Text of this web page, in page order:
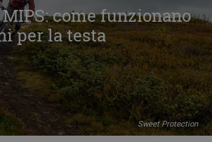
come funzionano
per la testa
Sweet Protection